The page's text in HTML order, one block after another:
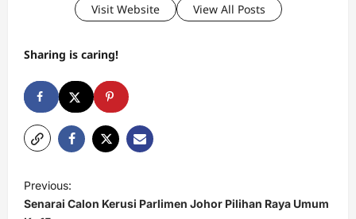
Visit Website View All Posts
Sharing is caring!
o
Previous:
Senarai Calon Kerusi Parlimen Johor Pilihan Raya Umum